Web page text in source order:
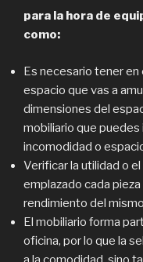
para la hora de
como:
Es necesario tener
espacio que vas a
dimensiones del
mobiliario que
incomodidad o
Verificar la utilidad o
emplazado cada
rendimiento del
El mobiliario forma
oficina, por lo que la